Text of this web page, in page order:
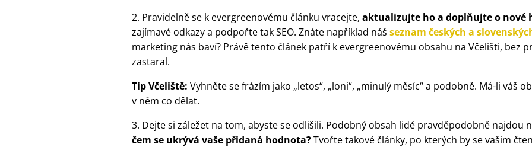
2. Pravidelně se k evergreenovému článku vracejte, aktualizujte ho a doplňujte o nové
zajímavé odkazy a podpořte tak SEO. Znáte například náš seznam českých a
marketing nás baví? Právě tento článek patří k evergreenovému obsahu na Včelišti, bez
zastaral.
Tip Včeliště: Vyhněte se frázím jako „letos“, „loni“, „minulý měsíc“ a podobně. Má-li váš
v něm co dělat.
3. Dejte si záležet na tom, abyste se odlišili. Podobný obsah lidé pravděpodobně najdou
čem se ukrývá vaše přidaná hodnota?Tvořte takové články, po kterých by se vašim